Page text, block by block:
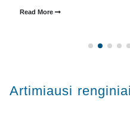
Read More
Artimiausi renginiai